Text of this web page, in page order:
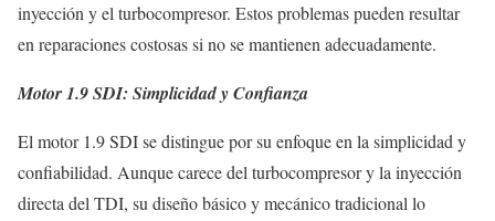
inyección y el turbocompresor. Estos problemas pueden resultar
en reparaciones costosas si no se mantienen adecuadamente.
Motor 1.9 SDI: Simplicidad y Confianza
El motor 1.9 SDI se distingue por su enfoque en la simplicidad y
confiabilidad. Aunque carece del turbocompresor y la inyección
directa del TDI, su diseño básico y mecánico tradicional lo